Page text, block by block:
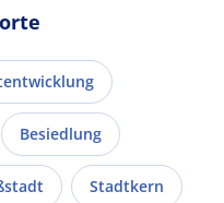
Besiedlung
Stadtkern